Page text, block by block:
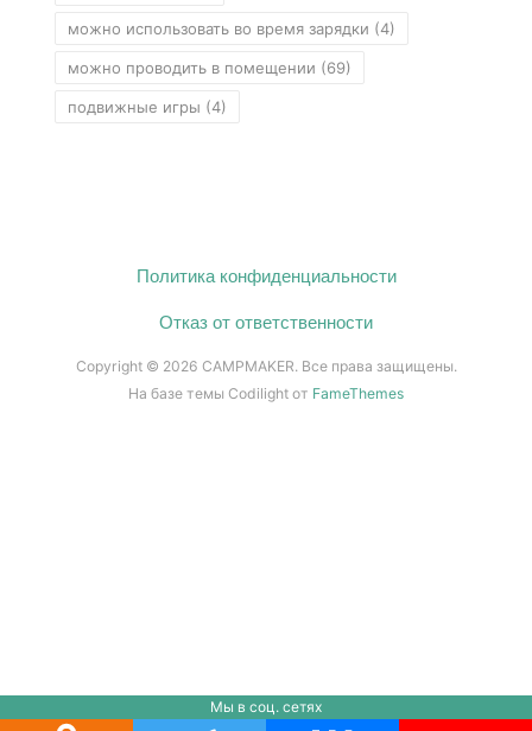
можно использовать во время зарядки (4)
можно проводить в помещении (69)
подвижные игры (4)
Мы в соц. сетях
Политика конфиденциальности
Отказ от ответственности
Copyright © 2026 CAMPMAKER. Все права защищены.
На базе темы Codilight от FameThemes